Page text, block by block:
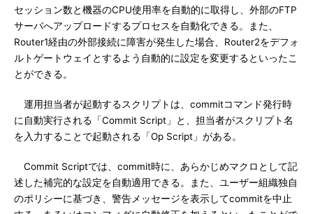
セッション数と機器のCPU使用率を自動的に取得し、外部のFTP
サーバへアップロードするプロセスを自動化できる。また、
Router1経由の外部接続に障害が発生した場合、Router2をデフォ
ルトゲートウェイとするよう自動的に設定を変更するといったこ
とができる。
運用担当者が起動するスクリプトは、commitコマンド発行時
に自動実行される「Commit Script」と、担当者がスクリプト名
を入力することで起動される「Op Script」がある。
Commit Scriptでは、commit時に、あらかじめマクロとして記
述した補完的な設定を自動適用できる。また、ユーザー組織独自
のポリシーに基づき、警告メッセージを表示してcommitを中止